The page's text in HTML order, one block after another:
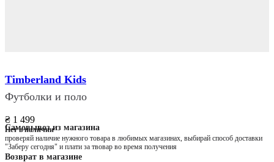
Timberland Kids
Футболки и поло
₴ 1 499
Нет в наличии
Самовывоз из магазина
проверяй наличие нужного товара в любимых магазинах, выбирай способ доставки
"Заберу сегодня" и плати за твовар во время получения
Возврат в магазине